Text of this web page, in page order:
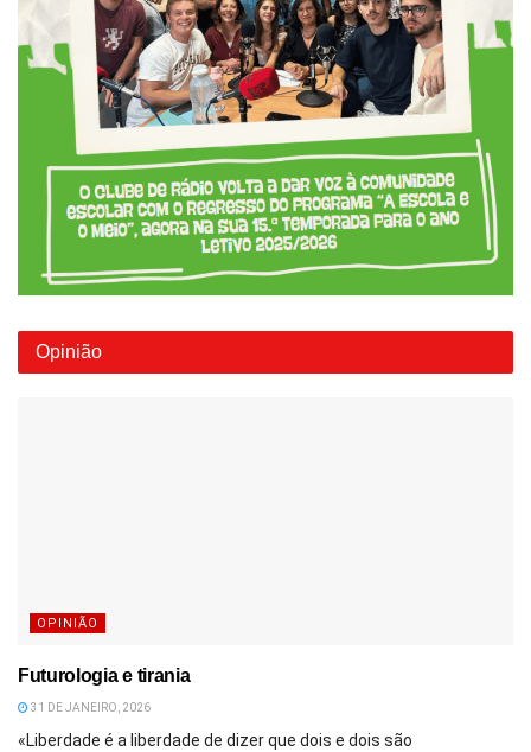
Opinião
OPINIÃO
Futurologia e tirania
31 DE JANEIRO, 2026
«Liberdade é a liberdade de dizer que dois e dois são